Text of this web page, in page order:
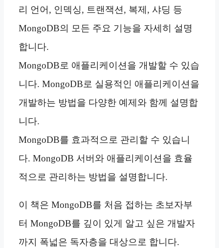
리 언어, 인덱싱, 트랜잭션, 복제, 샤딩 등
MongoDB의 모든 주요 기능을 자세히 설명
합니다.
MongoDB로 애플리케이션을 개발할 수 있습
니다. MongoDB로 실용적인 애플리케이션을
개발하는 방법을 다양한 예제와 함께 설명합
니다.
MongoDB를 효과적으로 관리할 수 있습니
다. MongoDB 서버와 애플리케이션을 효율
적으로 관리하는 방법을 설명합니다.
이 책은 MongoDB를 처음 접하는 초보자부
터 MongoDB를 깊이 있게 알고 싶은 개발자
까지 폭넓은 독자층을 대상으로 합니다.